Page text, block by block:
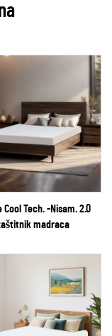
Cool Tech. -Nisam. 2.0
madraca